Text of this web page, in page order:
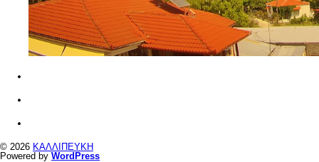
© 2026 ΚΑΛΛΙΠΕΥΚΗ
Powered by WordPress